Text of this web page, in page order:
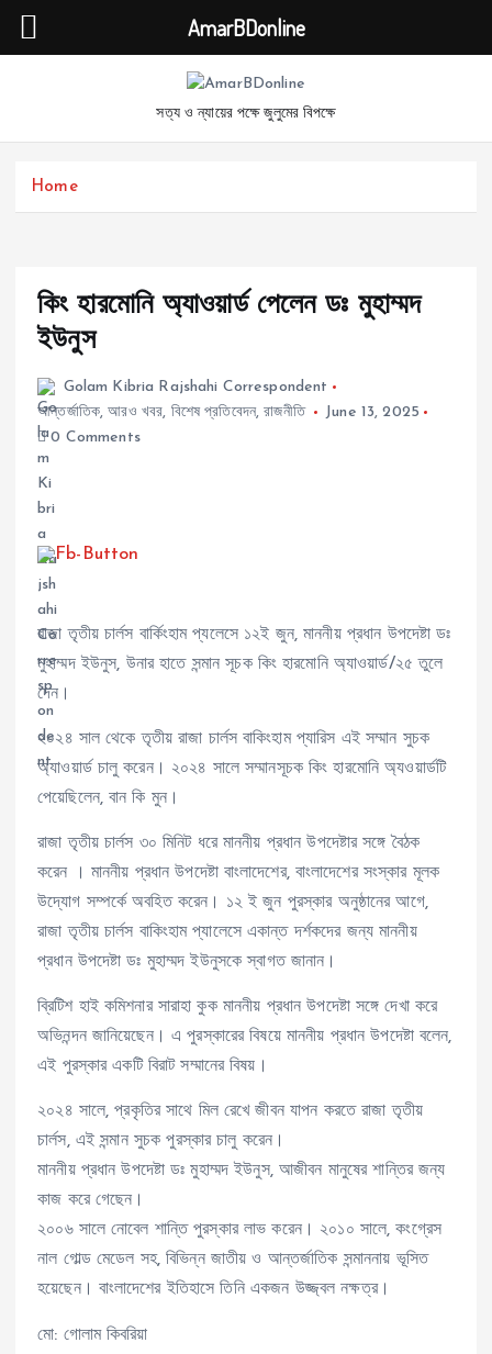
p
সত্য ও ন্যায়ের পক্ষে জুলুমের বিপক্ষে
Home
কিং হারমোনি অ্যাওয়ার্ড পেলেন ডঃ মুহাম্মদ
ইউনুস
Golam Kibria Rajshahi Correspondent
আন্তর্জাতিক,আরও খবর, বিশেষ প্রতিবেদন,রাজনীতি
June 13, 2025
0 Comments
রাজা তৃতীয় চার্লস বার্কিংহাম প্যলেসে ১২ই জুন, মাননীয় প্রধান উপদেষ্টা ডঃ
মুহাম্মদ ইউনুস, উনার হাতে সন্মান সূচক কিং হারমোনি অ্যাওয়ার্ড/২৫ তুলে
দেন।
২০২৪ সাল থেকে তৃতীয় রাজা চার্লস বাকিংহাম প্যারিস এই সম্মান সুচক
অ্যাওয়ার্ড চালু করেন। ২০২৪ সালে সম্মানসূচক কিং হারমোনি অ্যওয়ার্ডটি
পেয়েছিলেন, বান কি মুন।
রাজা তৃতীয় চার্লস ৩০ মিনিট ধরে মাননীয় প্রধান উপদেষ্টার সঙ্গে বৈঠক
করেন । মাননীয় প্রধান উপদেষ্টা বাংলাদেশের, বাংলাদেশের সংস্কার মূলক
উদ্যোগ সম্পর্কে অবহিত করেন। ১২ ই জুন পুরস্কার অনুষ্ঠানের আগে,
রাজা তৃতীয় চার্লস বাকিংহাম প্যালেসে একান্ত দর্শকদের জন্য মাননীয়
প্রধান উপদেষ্টা ডঃ মুহাম্মদ ইউনুসকে স্বাগত জানান।
ব্রিটিশ হাই কমিশনার সারাহা কুক মাননীয় প্রধান উপদেষ্টা সঙ্গে দেখা করে
অভিনন্দন জানিয়েছেন। এ পুরস্কারের বিষয়ে মাননীয় প্রধান উপদেষ্টা বলেন,
এই পুরস্কার একটি বিরাট সম্মানের বিষয়।
২০২৪ সালে, প্রকৃতির সাথে মিল রেখে জীবন যাপন করতে রাজা তৃতীয়
চার্লস, এই সন্মান সুচক পুরস্কার চালু করেন।
মাননীয় প্রধান উপদেষ্টা ডঃ মুহাম্মদ ইউনুস, আজীবন মানুষের শান্তির জন্য
কাজ করে গেছেন।
২০০৬ সালে নোবেল শান্তি পুরস্কার লাভ করেন। ২০১০ সালে, কংগ্রেস
নাল গোল্ড মেডেল সহ, বিভিন্ন জাতীয় ও আন্তর্জাতিক সন্মাননায় ভূসিত
হয়েছেন। বাংলাদেশের ইতিহাসে তিনি একজন উজ্জ্বল নক্ষত্র।
মো: গোলাম কিবরিয়া
AmarBDonline